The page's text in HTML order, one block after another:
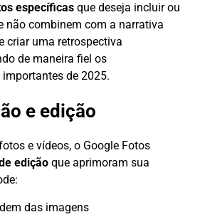
específicas que deseja incluir ou
não combinem com a narrativa
criar uma retrospectiva
de maneira fiel os
de 2025.
e edição
e vídeos, o Google Fotos
edição que aprimoram sua
das imagens